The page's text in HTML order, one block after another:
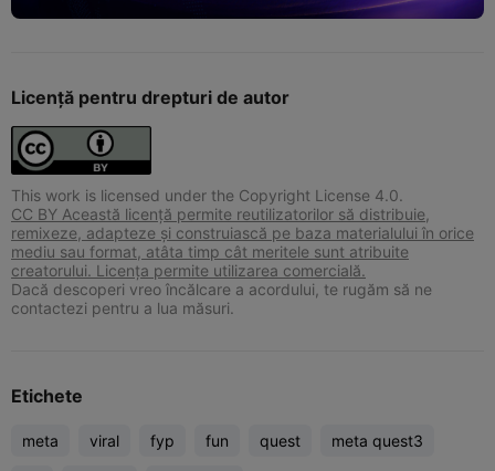
Licență pentru drepturi de autor
This work is licensed under the Copyright License 4.0.
CC BY Această licență permite reutilizatorilor să distribuie,
remixeze, adapteze și construiască pe baza materialului în orice
mediu sau format, atâta timp cât meritele sunt atribuite
creatorului. Licența permite utilizarea comercială.
Dacă descoperi vreo încălcare a acordului, te rugăm să ne
contactezi pentru a lua măsuri.
Etichete
meta viral fyp fun quest meta quest3